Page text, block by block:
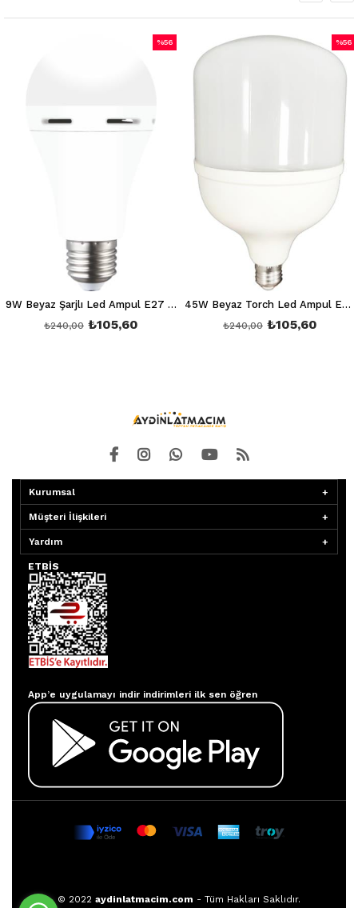
9W Beyaz Şarjlı Led Ampul E27 6400K Ct 4229
₺105,60
₺240,00
%56
45W Beyaz Torch Led Ampul E27 6400K Ct 4242
₺105,60
₺240,00
%56
Kurumsal
Müşteri İlişkileri
Yardım
ETBİS
App’e uygulamayı indir indirimleri ilk sen öğren
© 2022 aydinlatmacim.com - Tüm Hakları Saklıdır.